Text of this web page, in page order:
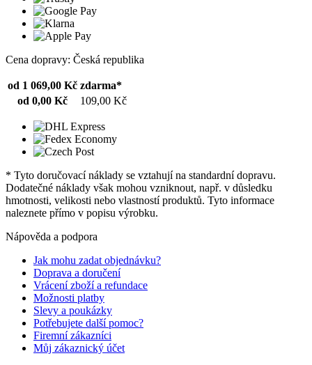
Cena dopravy: Česká republika
od 1 069,00 Kč zdarma*
od 0,00 Kč
109,00 Kč
* Tyto doručovací náklady se vztahují na standardní dopravu.
Dodatečné náklady však mohou vzniknout, např. v důsledku
hmotnosti, velikosti nebo vlastností produktů. Tyto informace
naleznete přímo v popisu výrobku.
Nápověda a podpora
Jak mohu zadat objednávku?
Doprava a doručení
Vrácení zboží a refundace
Možnosti platby
Slevy a poukázky
Potřebujete další pomoc?
Firemní zákazníci
Můj zákaznický účet